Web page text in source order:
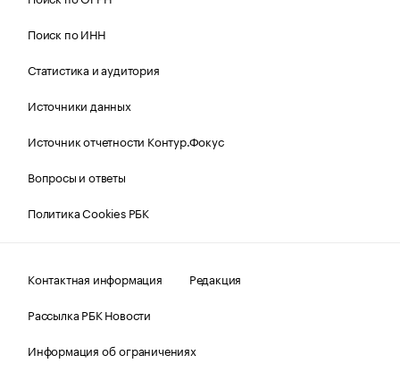
Поиск по ИНН
Статистика и аудитория
Источники данных
Источник отчетности Контур.Фокус
Вопросы и ответы
Политика Cookies РБК
Контактная информация
Редакция
Рассылка РБК Новости
Информация об ограничениях